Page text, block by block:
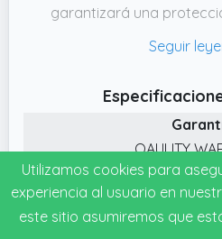
garantizará una
contacto con nosotros
✔️ Diseño estructural
permite que las mangas
estrechamente a los
y que ofrezcan un buen
silicona antideslizantes
la caída al hacer
QAULITY
Fecha de
13-06-
Utilizamos cookies para
experiencia al usuario en
este sitio asumiremos que